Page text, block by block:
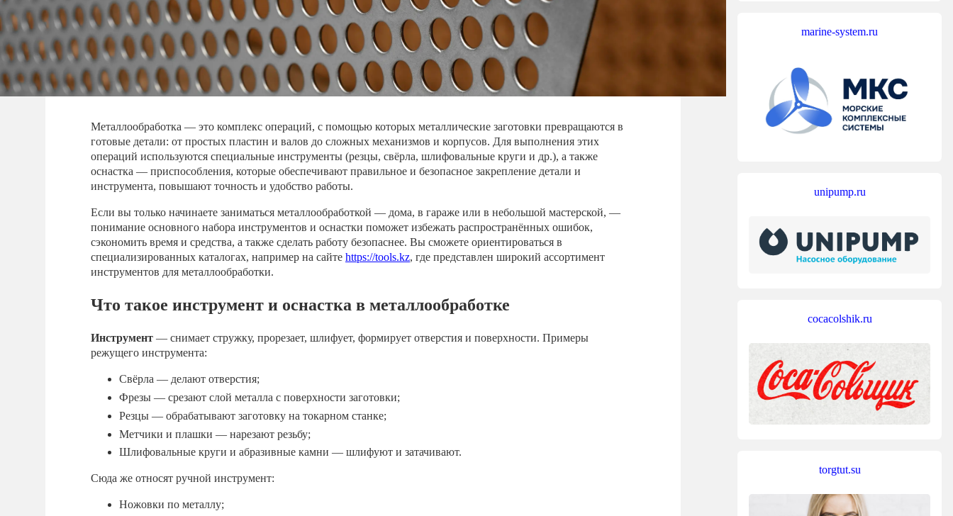
Металлообработка — это комплекс операций, с помощью которых металлические заготовки превращаются в
готовые детали: от простых пластин и валов до сложных механизмов и корпусов. Для выполнения этих
операций используются специальные инструменты (резцы, свёрла, шлифовальные круги и др.), а также
оснастка — приспособления, которые обеспечивают правильное и безопасное закрепление детали и
инструмента, повышают точность и удобство работы.
Если вы только начинаете заниматься металлообработкой — дома, в гараже или в небольшой мастерской, —
понимание основного набора инструментов и оснастки поможет избежать распространённых ошибок,
сэкономить время и средства, а также сделать работу безопаснее. Вы сможете ориентироваться в
специализированных каталогах, например на сайте https://tools.kz, где представлен широкий ассортимент
инструментов для металлообработки.
Что такое инструмент и оснастка в металлообработке
Инструмент — снимает стружку, прорезает, шлифует, формирует отверстия и поверхности. Примеры
режущего инструмента:
Свёрла — делают отверстия;
Фрезы — срезают слой металла с поверхности заготовки;
Резцы — обрабатывают заготовку на токарном станке;
Метчики и плашки — нарезают резьбу;
Шлифовальные круги и абразивные камни — шлифуют и затачивают.
Сюда же относят ручной инструмент:
Ножовки по металлу;
marine-system.ru
unipump.ru
cocacolshik.ru
torgtut.su